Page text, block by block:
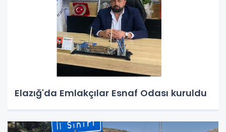
Elazığ'da Emlakçılar Esnaf Odası kuruldu